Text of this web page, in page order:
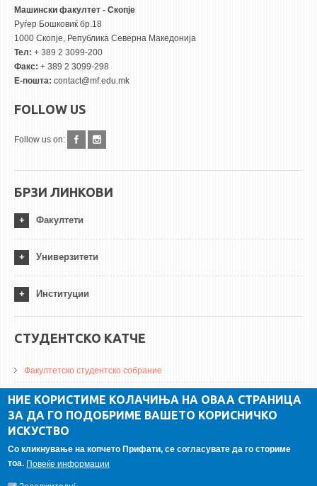
Машински факултет - Скопје
Руѓер Бошковиќ бр.18
1000 Скопје, Република Северна Македонија
Тел: + 389 2 3099-200
Факс: + 389 2 3099-298
Е-пошта: contact@mf.edu.mk
FOLLOW US
Follow us on:
БРЗИ ЛИНКОВИ
Факултети
Универзитети
Институции
СТУДЕНТСКО КАТЧЕ
Факултетско студентско собрание
ДА Винчи магазин
Алумни асоцијација
НИЕ КОРИСТИМЕ КОЛАЧИЊА НА ОВАА СТРАНИЦА
ЗА ДА ГО ПОДОБРИМЕ ВАШЕТО КОРИСНИЧКО
ИСКУСТВО
Со кликнување на копчето Прифати, се согласувате да го сториме
тоа. Повеќе информации